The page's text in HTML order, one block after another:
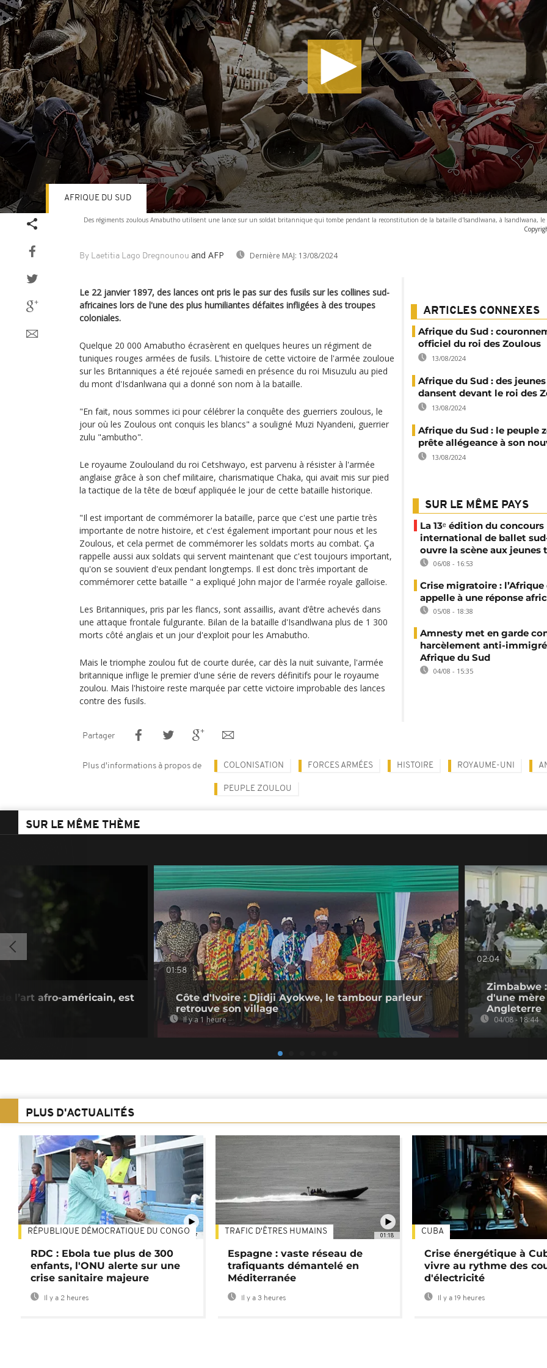
Des régiments zoulous Amabutho utilisent une lance sur un soldat britannique qui tombe pendant la reconstitution de la bataille d'Isandlwana, à Isandlwana,
By Laetitia Lago Dregnounou and AFP Dernière MAJ: 13/08/2024
AFRIQUE DU SUD
Le 22 janvier 1897, des lances ont pris le pas sur des fusils sur les collines sud-
africaines lors de l'une des plus humiliantes défaites infligées à des troupes
coloniales.
Quelque 20 000 Amabutho écrasèrent en quelques heures un régiment de
tuniques rouges armées de fusils. L'histoire de cette victoire de l'armée zouloue
sur les Britanniques a été rejouée samedi en présence du roi Misuzulu au pied
du mont d'Isdanlwana qui a donné son nom à la bataille.
"En fait, nous sommes ici pour célébrer la conquête des guerriers zoulous, le
jour où les Zoulous ont conquis les blancs" a souligné Muzi Nyandeni, guerrier
zulu "ambutho".
Le royaume Zoulouland du roi Cetshwayo, est parvenu à résister à l'armée
anglaise grâce à son chef militaire, charismatique Chaka, qui avait mis sur pied
la tactique de la tête de bœuf appliquée le jour de cette bataille historique.
"Il est important de commémorer la bataille, parce que c'est une partie très
importante de notre histoire, et c'est également important pour nous et les
Zoulous, et cela permet de commémorer les soldats morts au combat. Ça
rappelle aussi aux soldats qui servent maintenant que c'est toujours important,
qu'on se souvient d'eux pendant longtemps. Il est donc très important de
commémorer cette bataille " a expliqué John major de l'armée royale galloise.
Les Britanniques, pris par les flancs, sont assaillis, avant d’être achevés dans
une attaque frontale fulgurante. Bilan de la bataille d'Isandlwana plus de 1 300
morts côté anglais et un jour d'exploit pour les Amabutho.
Mais le triomphe zoulou fut de courte durée, car dès la nuit suivante, l'armée
britannique inflige le premier d'une série de revers définitifs pour le royaume
zoulou. Mais l'histoire reste marquée par cette victoire improbable des lances
contre des fusils.
ARTICLES CONNEXES
Afrique du Sud :
officiel du roi des Zoulous
13/08/2024
Afrique du Sud : des
dansent devant le roi des
13/08/2024
Afrique du Sud : le peuple
prête allégeance à son
13/08/2024
SUR LE MÊME PAYS
La 13ᵉ édition du concours
international de ballet
ouvre la scène aux jeunes
06/08 - 16:53
Crise migratoire : l’Afrique
appelle à une réponse
05/08 - 18:38
Amnesty met en garde
harcèlement anti-
Afrique du Sud
04/08 - 15:35
Partager
Plus d'informations à propos de COLONISATION FORCES ARMÉES HISTOIRE ROYAUME-UNI
PEUPLE ZOULOU
SUR LE MÊME THÈME
l’art afro-américain, est
01:58
Côte d'Ivoire : Djidji Ayokwe, le tambour parleur
retrouve son village
Il y a 1 heure
02:04
Zimbabwe
d'une mère
Angleterre
04/08 - 18:44
PLUS D'ACTUALITÉS
01:47
RÉPUBLIQUE DÉMOCRATIQUE DU CONGO
RDC : Ebola tue plus de 300
enfants, l'ONU alerte sur une
crise sanitaire majeure
Il y a 2 heures
01:18
TRAFIC D'ÊTRES HUMAINS
Espagne : vaste réseau de
trafiquants démantelé en
Méditerranée
Il y a 3 heures
CUBA
Crise énergétique à
vivre au rythme des
d'électricité
Il y a 19 heures